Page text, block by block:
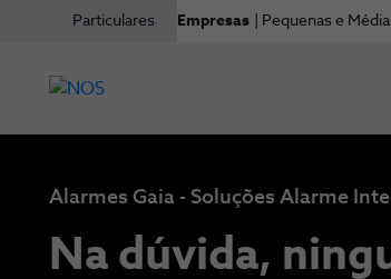
Particulares Empresas | Pequenas e
Alarmes Gaia - Soluções Alarme
Na dúvida,